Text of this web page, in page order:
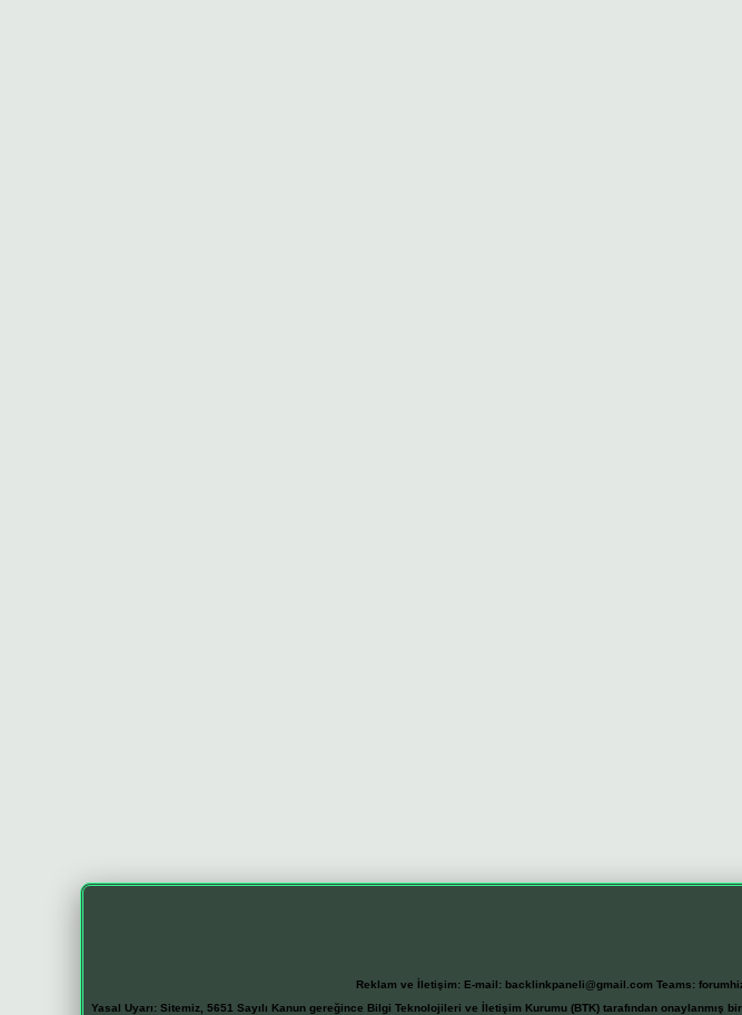
Reklam ve İletişim: E-mail: backlinkpaneli@gmail.com Teams:
Yasal Uyarı:Sitemiz, 5651 Sayılı Kanun gereğince Bilgi Teknolojileri ve İletişim Kurumu (BTK) tarafından